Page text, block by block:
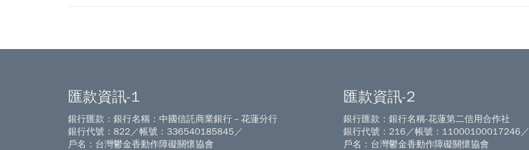
匯款資訊-1
銀行匯款：銀行名稱：中國信託商業銀行－花蓮分行
銀行代號：822／帳號：336540185845／
戶名：台灣鬱金香動作障礙關懷協會
匯款資訊-2
銀行匯款：銀行名稱-花蓮第二信用合作社
銀行代號：216／帳號：11000100017246／
戶名：台灣鬱金香動作障礙關懷協會